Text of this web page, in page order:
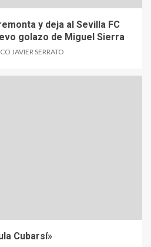
y deja al Sevilla FC
golazo de Miguel Sierra
JAVIER SERRATO
Cubarsí»